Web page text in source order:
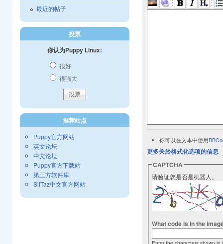
你可以在文本中使用
更多关於格式化选项的信息
CAPTCHA
请验证您是否是机器人。
What code is in the
最近的帖子
投票
你认为Puppy Linux:
很好
很强大
推荐站点
Puppy官方网站
英文论坛
中文论坛
Puppy官方下载站
第三方软件库
SliTaz中文官方网站